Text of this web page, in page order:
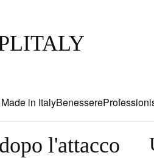
in ItalyBenessere
l'attacco